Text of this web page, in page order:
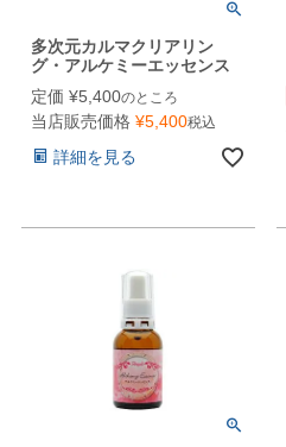
多次元カルマクリアリン
グ・アルケミーエッセンス
定価 ¥5,400のところ
当店販売価格 ¥5,400税込
詳細を見る